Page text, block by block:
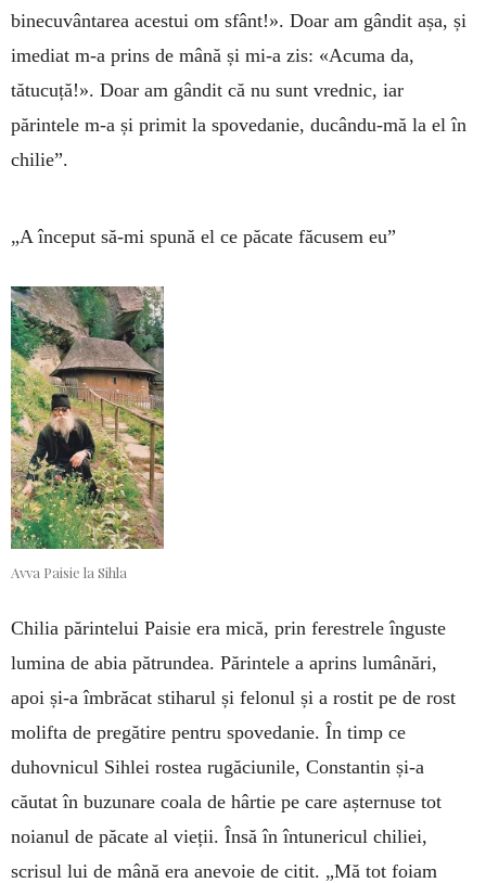
binecuvântarea acestui om sfânt!». Doar am gândit așa, și
imediat m-a prins de mână și mi-a zis: «Acuma da,
tătucuță!». Doar am gândit că nu sunt vrednic, iar
părintele m-a și primit la spovedanie, ducându-mă la el în
chilie”.
„A început să-mi spună el ce păcate făcusem eu”
Avva Paisie la Sihla
Chilia părintelui Paisie era mică, prin ferestrele înguste
lumina de abia pătrundea. Părintele a aprins lumânări,
apoi și-a îmbrăcat stiharul și felonul și a rostit pe de rost
molifta de pregătire pentru spovedanie. În timp ce
duhovnicul Sihlei rostea rugăciunile, Constantin și-a
căutat în buzunare coala de hârtie pe care așternuse tot
noianul de păcate al vieții. Însă în întunericul chiliei,
scrisul lui de mână era anevoie de citit. „Mă tot foiam